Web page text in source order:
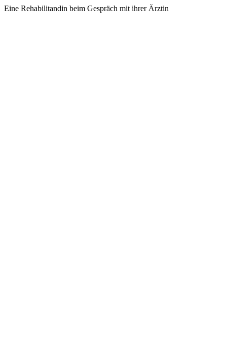
Eine Rehabilitandin beim Gespräch mit ihrer Ärztin